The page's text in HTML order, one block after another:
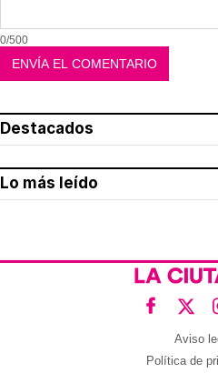
0/500
Destacados
Lo más leído
Aviso
Política de